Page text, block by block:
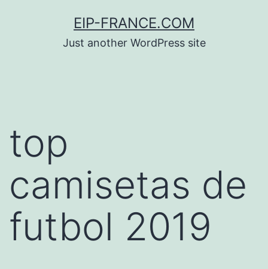
EIP-FRANCE.COM
Just another WordPress site
top
camisetas de
futbol 2019